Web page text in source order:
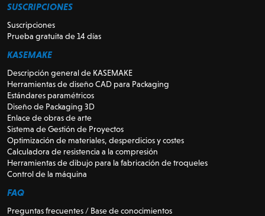
SUSCRIPCIONES
Suscripciones
Prueba gratuita de 14 días
KASEMAKE
Descripción general de KASEMAKE
Herramientas de diseño CAD para Packaging
Estándares paramétricos
Diseño de Packaging 3D
Enlace de obras de arte
Sistema de Gestión de Proyectos
Optimización de materiales, desperdicios y costes
Calculadora de resistencia a la compresión
Herramientas de dibujo para la fabricación de troqueles
Control de la máquina
FAQ
Preguntas frecuentes / Base de conocimientos